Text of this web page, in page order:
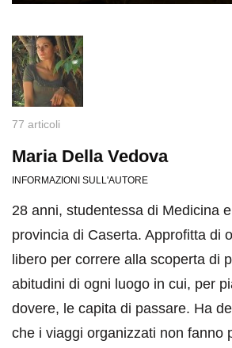
77 articoli
Maria Della Vedova
INFORMAZIONI SULL'AUTORE
28 anni, studentessa di Medicina
provincia di Caserta. Approfitta di
libero per correre alla scoperta di
abitudini di ogni luogo in cui, per
dovere, le capita di passare. Ha
che i viaggi organizzati non fanno